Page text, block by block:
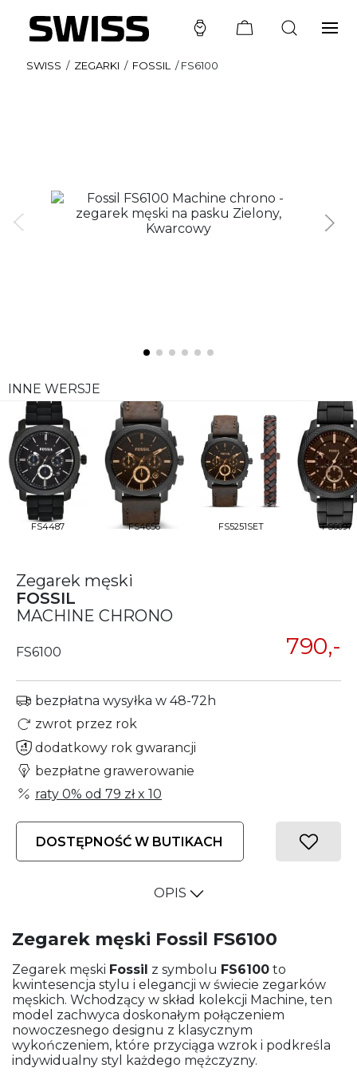
SWISS / ZEGARKI / FOSSIL /FS6100
INNE WERSJE
FS4487 FS4656 FS5251SET FS6097
Zegarek męski
FOSSIL
MACHINE CHRONO
FS6100 790,-
bezpłatna wysyłka w 48-72h
zwrot przez rok
dodatkowy rok gwarancji
bezpłatne grawerowanie
raty 0% od 79 złx 10
DOSTĘPNOŚĆ W BUTIKACH
OPIS
Zegarek męski Fossil FS6100
Zegarek męski Fossil z symbolu FS6100 to
kwintesencja stylu i elegancji w świecie zegarków
męskich. Wchodzący w skład kolekcji Machine, ten
model zachwyca doskonałym połączeniem
nowoczesnego designu z klasycznym
wykończeniem, które przyciąga wzrok i podkreśla
indywidualny styl każdego mężczyzny.